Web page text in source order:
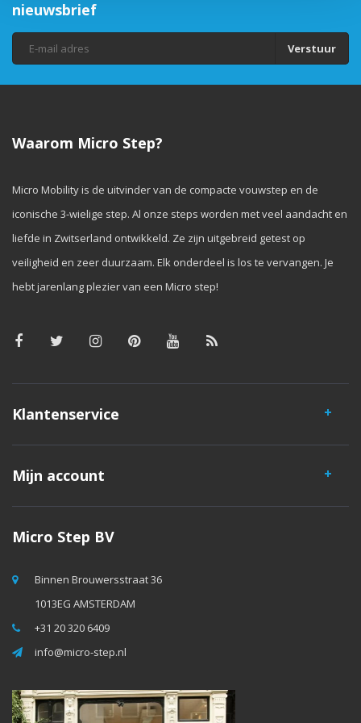
nieuwsbrief
Verstuur
Waarom Micro Step?
Micro Mobility is de uitvinder van de compacte vouwstep en de
iconische 3-wielige step. Al onze steps worden met veel aandacht en
liefde in Zwitserland ontwikkeld. Ze zijn uitgebreid getest op
veiligheid en zeer duurzaam. Elk onderdeel is los te vervangen. Je
hebt jarenlang plezier van een Micro step!
Klantenservice
Mijn account
Micro Step BV
Binnen Brouwersstraat 36
1013EG AMSTERDAM
+31 20 320 6409
info@micro-step.nl